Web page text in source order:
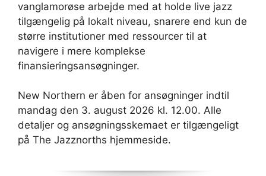
vanglamorøse arbejde med at holde live jazz
tilgængelig på lokalt niveau, snarere end kun de
større institutioner med ressourcer til at
navigere i mere komplekse
finansieringsansøgninger.
New Northern er åben for ansøgninger indtil
mandag den 3. august 2026 kl. 12.00. Alle
detaljer og ansøgningsskemaet er tilgængeligt
på The Jazznorths hjemmeside.